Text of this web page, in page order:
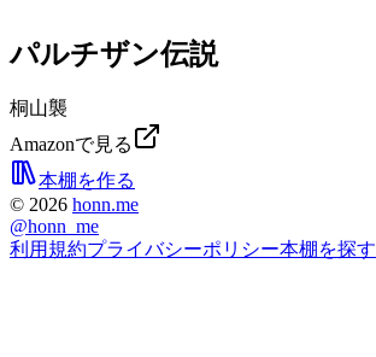
パルチザン伝説
桐山襲
Amazonで見る
本棚を作る
© 2026 honn.me
@honn_me
利用規約プライバシーポリシー本棚を探す